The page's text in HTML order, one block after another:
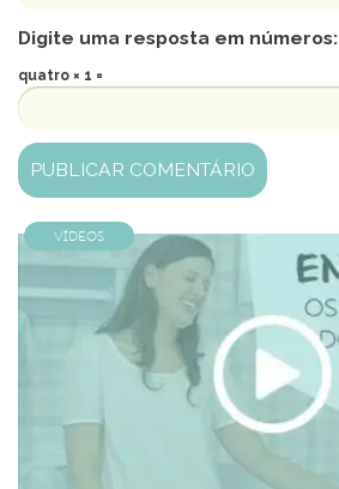
Digite uma resposta em números:
quatro × 1 =
Vídeos